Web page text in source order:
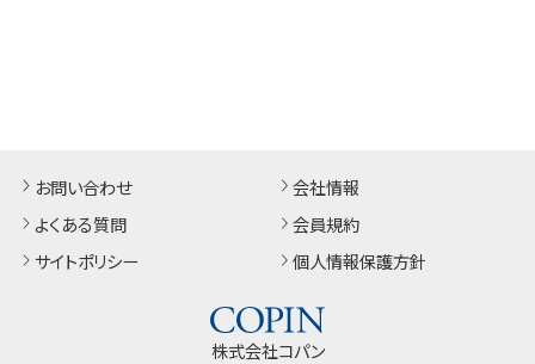
お問い合わせ
よくある質問
サイトポリシー
会社情報
会員規約
個人情報保護方針
株式会社コパン